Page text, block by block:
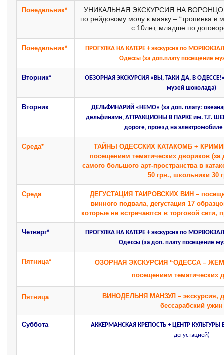
Понедельник*
УНИКАЛЬНАЯ ЭКСКУРСИЯ НА
по рейдовому молу к маяку – “тропинка в
с 10лет, младше по
Понедельник*
ПРОГУЛКА НА КАТЕРЕ + экскурсия по
Одессы (за доп.плату посещение
Вторник*
ОБЗОРНАЯ ЭКСКУРСИЯ «ВЫ, ТАКИ ДА, В
музей шоколада)
Вторник
ДЕЛЬФИНАРИЙ «НЕМО» (за доп. плату:
дельфинами, АТТРАКЦИОНЫ В ПАРКЕ им. Т.Г.
дороге, проезд на
Среда*
ТАЙНЫ ОДЕССКИХ КАТАКОМБ +
посещением тематических двориков (за
самого большого арт-пространства в
50 грн., школьники 30
Среда
ДЕГУСТАЦИЯ ТАИРОВСКИХ ВИН –
винного подвала, дегустация 17
которые не встречаются в торговой сети,
Четверг*
ПРОГУЛКА НА КАТЕРЕ + экскурсия по
Одессы (за доп. плату посещение
Пятница*
ОЗОРНАЯ ЭКСКУРСИЯ “ОДЕССА –
посещением тематических
Пятница
ВИНОДЕЛЬНЯ МАНЗУЛ – экскурсия,
бессарабский ужин
Суббота АККЕРМАНСКАЯ КРЕПОСТЬ + ЦЕНТР
дегустацией)